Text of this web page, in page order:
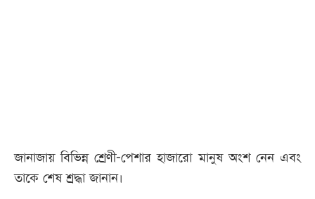
জানাজায় বিভিন্ন শ্রেণী-পেশার হাজারো মানুষ অংশ নেন এবং
তাকে শেষ শ্রদ্ধা জানান।